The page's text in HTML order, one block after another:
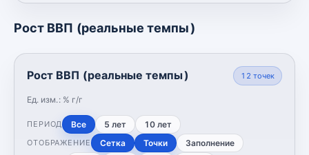
Рост ВВП (реальные темпы)
Рост ВВП (реальные темпы)
Ед. изм.: % г/г
12 точек
ПЕРИОД Все 5 лет 10 лет
ОТОБРАЖЕНИЕ Сетка Точки Заполнение